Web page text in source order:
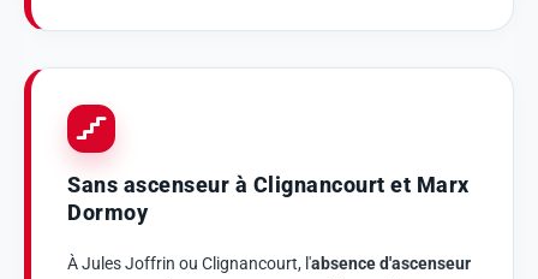
Sans ascenseur à Clignancourt et Marx
Dormoy
À Jules Joffrin ou Clignancourt, l'absence d'ascenseur